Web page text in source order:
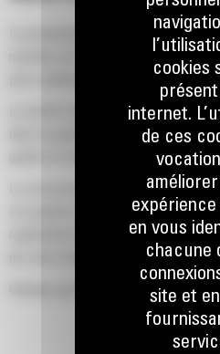
La productivité est à son meilleur
machine Cat d'un godet Cat, que
pour optimiser la force d'arrachage
Le profil d'enveloppe à rayon
dans le godet. Le dégagement de
godet ne frotte pas, ce qui réduit les
La consommation de carburant est
Les godets Cat sont conçus pour
rapidement afin d'améliorer
Chargez plus de matière plus
latérales du godet permettent une
dans le godet à chaque charge.
cookies
internet.
de ces
expérience
en vous
chacune
site et